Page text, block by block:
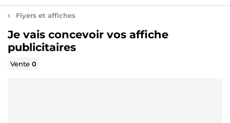
Flyers et affiches
Je vais concevoir vos affiche
publicitaires
Vente0